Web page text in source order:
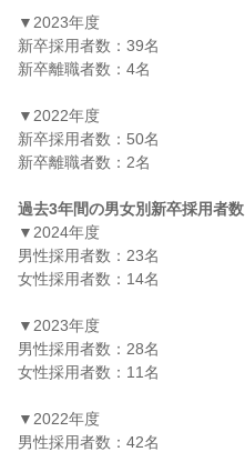
▼2023年度
新卒採用者数：39名
新卒離職者数：4名
▼2022年度
新卒採用者数：50名
新卒離職者数：2名
過去3年間の男女別新卒採用者数
▼2024年度
男性採用者数：23名
女性採用者数：14名
▼2023年度
男性採用者数：28名
女性採用者数：11名
▼2022年度
男性採用者数：42名